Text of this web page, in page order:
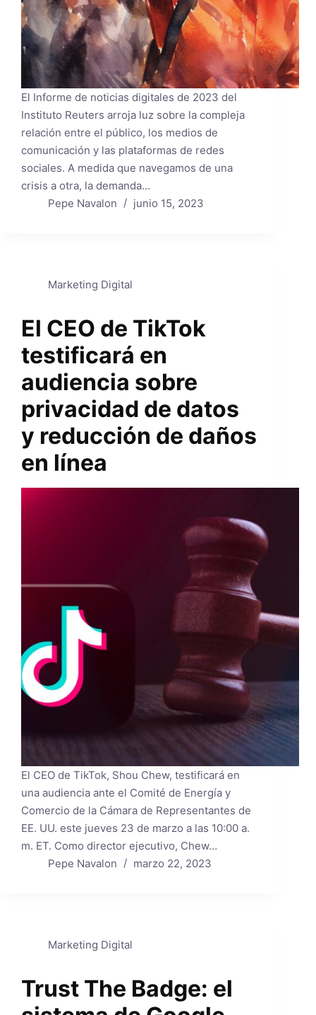
El Informe de noticias digitales de 2023 del
Instituto Reuters arroja luz sobre la compleja
relación entre el público, los medios de
comunicación y las plataformas de redes
sociales. A medida que navegamos de una
crisis a otra, la demanda…
Pepe Navalon
junio 15, 2023
Marketing Digital
El CEO de TikTok
testificará en
audiencia sobre
privacidad de datos
y reducción de daños
en línea
El CEO de TikTok, Shou Chew, testificará en
una audiencia ante el Comité de Energía y
Comercio de la Cámara de Representantes de
EE. UU. este jueves 23 de marzo a las 10:00 a.
m. ET. Como director ejecutivo, Chew…
Pepe Navalon
marzo 22, 2023
Marketing Digital
Trust The Badge: el